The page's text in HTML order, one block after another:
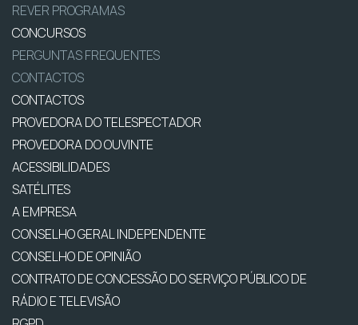
REVER PROGRAMAS
CONCURSOS
PERGUNTAS FREQUENTES
CONTACTOS
CONTACTOS
PROVEDORA DO TELESPECTADOR
PROVEDORA DO OUVINTE
ACESSIBILIDADES
SATÉLITES
A EMPRESA
CONSELHO GERAL INDEPENDENTE
CONSELHO DE OPINIÃO
CONTRATO DE CONCESSÃO DO SERVIÇO PÚBLICO DE
RÁDIO E TELEVISÃO